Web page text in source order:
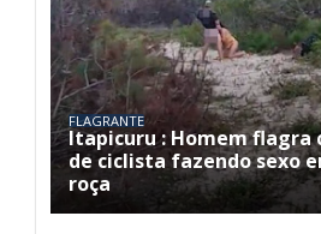
FLAGRANTE
Itapicuru : Homem flagra
de ciclista fazendo sexo
roça